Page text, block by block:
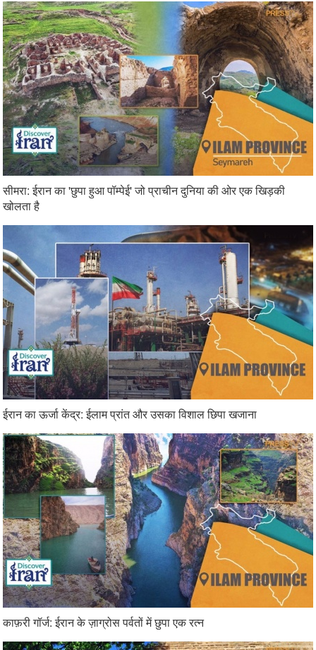
सीमरा: ईरान का 'छुपा हुआ पॉम्पेई' जो प्राचीन दुनिया की ओर एक खिड़की
खोलता है
ईरान का ऊर्जा केंद्र: ईलाम प्रांत और उसका विशाल छिपा खजाना
काफ़री गॉर्ज: ईरान के ज़ाग्रोस पर्वतों में छुपा एक रत्न